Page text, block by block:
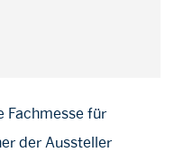
Fachmesse für
der Aussteller